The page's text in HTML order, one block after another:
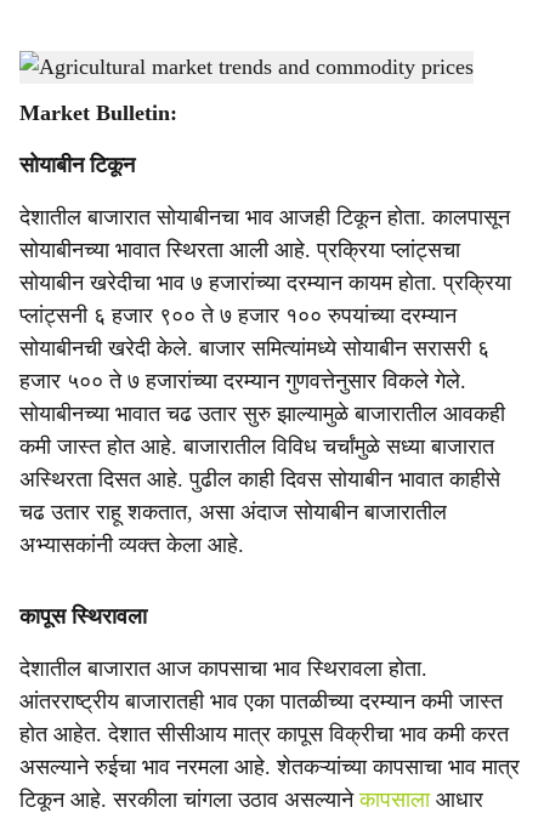
r
e
Agricultural market trends and commodity prices- Agrowon
Market Bulletin:
सोयाबीन टिकून
देशातील बाजारात सोयाबीनचा भाव आजही टिकून होता. कालपासून
सोयाबीनच्या भावात स्थिरता आली आहे. प्रक्रिया प्लांट्सचा
सोयाबीन खरेदीचा भाव ७ हजारांच्या दरम्यान कायम होता. प्रक्रिया
प्लांट्सनी ६ हजार ९०० ते ७ हजार १०० रुपयांच्या दरम्यान
सोयाबीनची खरेदी केले. बाजार समित्यांमध्ये सोयाबीन सरासरी ६
हजार ५०० ते ७ हजारांच्या दरम्यान गुणवत्तेनुसार विकले गेले.
सोयाबीनच्या भावात चढ उतार सुरु झाल्यामुळे बाजारातील आवकही
कमी जास्त होत आहे. बाजारातील विविध चर्चांमुळे सध्या बाजारात
अस्थिरता दिसत आहे. पुढील काही दिवस सोयाबीन भावात काहीसे
चढ उतार राहू शकतात, असा अंदाज सोयाबीन बाजारातील
अभ्यासकांनी व्यक्त केला आहे.
कापूस स्थिरावला
देशातील बाजारात आज कापसाचा भाव स्थिरावला होता.
आंतरराष्ट्रीय बाजारातही भाव एका पातळीच्या दरम्यान कमी जास्त
होत आहेत. देशात सीसीआय मात्र कापूस विक्रीचा भाव कमी करत
असल्याने रुईचा भाव नरमला आहे. शेतकऱ्यांच्या कापसाचा भाव मात्र
टिकून आहे. सरकीला चांगला उठाव असल्यानेकापसालाआधार